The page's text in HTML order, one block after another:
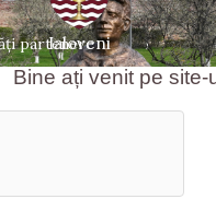
Bine ați venit pe site-